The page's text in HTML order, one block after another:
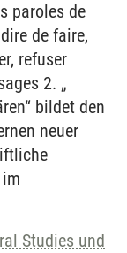
paroles de
de faire,
refuser
2. „
bildet den
neuer
Studies und